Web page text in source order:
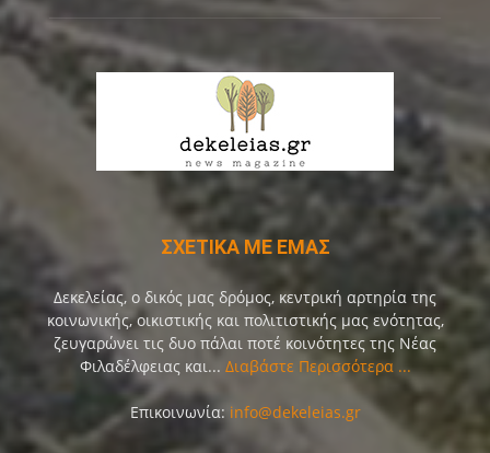
ΣΧΕΤΙΚΑ ΜΕ ΕΜΑΣ
Δεκελείας, ο δικός μας δρόμος, κεντρική αρτηρία της
κοινωνικής, οικιστικής και πολιτιστικής μας ενότητας,
ζευγαρώνει τις δυο πάλαι ποτέ κοινότητες της Νέας
Φιλαδέλφειας και... Διαβάστε Περισσότερα ...
Επικοινωνία: info@dekeleias.gr